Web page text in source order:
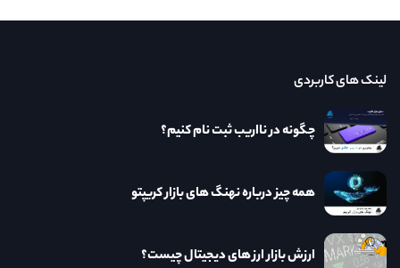
لینک های کاربردی
چگونه در نااریب ثبت نام کنیم؟
همه چیز درباره نهنگ های بازار کریپتو
ارزش بازار ارز های دیجیتال چیست؟